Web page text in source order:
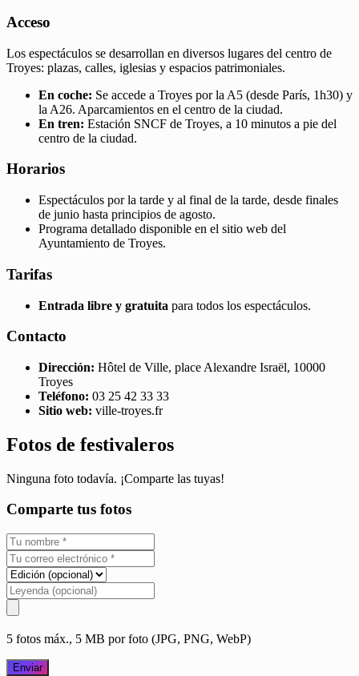
Acceso
Los espectáculos se desarrollan en diversos lugares del centro de
Troyes: plazas, calles, iglesias y espacios patrimoniales.
En coche: Se accede a Troyes por la A5 (desde París, 1h30) y
la A26. Aparcamientos en el centro de la ciudad.
En tren: Estación SNCF de Troyes, a 10 minutos a pie del
centro de la ciudad.
Horarios
Espectáculos por la tarde y al final de la tarde, desde finales
de junio hasta principios de agosto.
Programa detallado disponible en el sitio web del
Ayuntamiento de Troyes.
Tarifas
Entrada libre y gratuita para todos los espectáculos.
Contacto
Dirección: Hôtel de Ville, place Alexandre Israël, 10000
Troyes
Teléfono: 03 25 42 33 33
Sitio web: ville-troyes.fr
Fotos de festivaleros
Ninguna foto todavía. ¡Comparte las tuyas!
Comparte tus fotos
5 fotos máx., 5 MB por foto (JPG, PNG, WebP)
Enviar